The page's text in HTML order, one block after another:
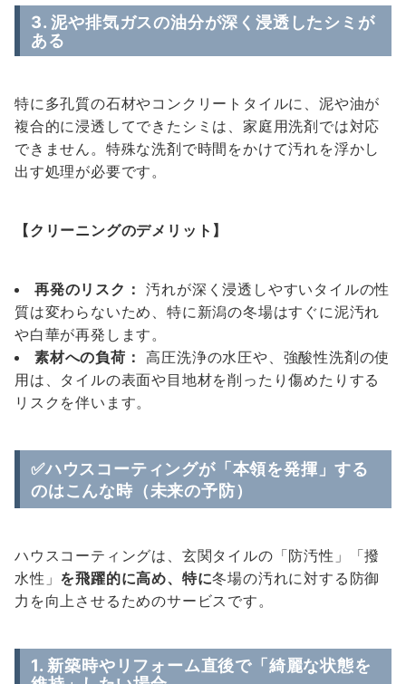
3. 泥や排気ガスの油分が深く浸透したシミが
ある
特に多孔質の石材やコンクリートタイルに、泥や油が
複合的に浸透してできたシミは、家庭用洗剤では対応
できません。特殊な洗剤で時間をかけて汚れを浮かし
出す処理が必要です。
【クリーニングのデメリット】
再発のリスク： 汚れが深く浸透しやすいタイルの性
質は変わらないため、特に新潟の冬場はすぐに泥汚れ
や白華が再発します。
素材への負荷： 高圧洗浄の水圧や、強酸性洗剤の使
用は、タイルの表面や目地材を削ったり傷めたりする
リスクを伴います。
✅ハウスコーティングが「本領を発揮」する
のはこんな時（未来の予防）
ハウスコーティングは、玄関タイルの「防汚性」「撥
水性」 を飛躍的に高め、特に冬場の汚れに対する防御
力を向上させるためのサービスです。
1. 新築時やリフォーム直後で「綺麗な状態を